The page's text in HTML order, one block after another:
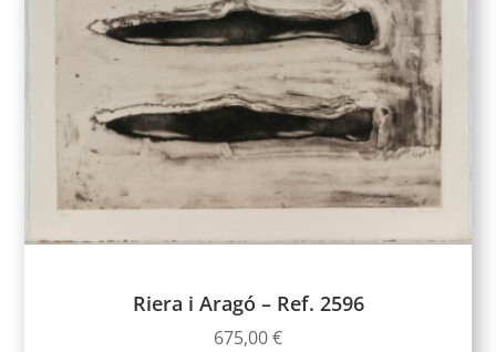
Riera i Aragó – Ref. 2596
675,00€